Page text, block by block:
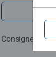
Consignes